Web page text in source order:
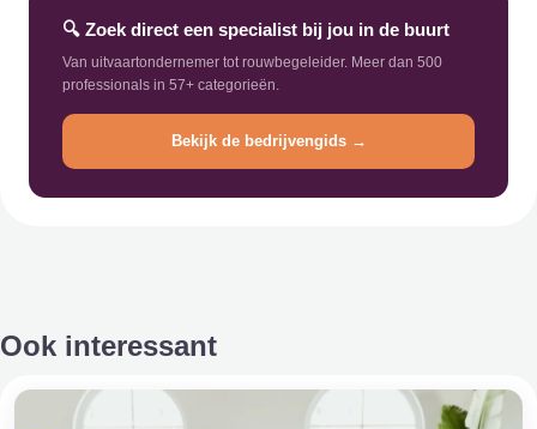
🔍 Zoek direct een specialist bij jou in de buurt
Van uitvaartondernemer tot rouwbegeleider. Meer dan 500
professionals in 57+ categorieën.
Bekijk de bedrijvengids →
Ook interessant